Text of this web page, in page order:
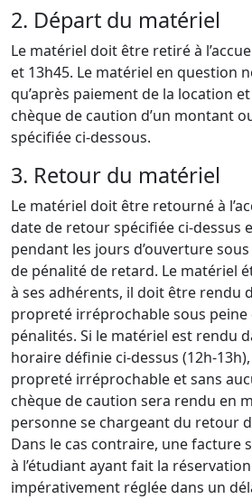
2. Départ du matériel
Le matériel doit être retiré à
et 13h45. Le matériel en question
qu’après paiement de la location
chèque de caution d’un montant
spécifiée ci-dessous.
3. Retour du matériel
Le matériel doit être retourné à
date de retour spécifiée ci-dessus
pendant les jours d’ouverture
de pénalité de retard. Le matériel
à ses adhérents, il doit être rendu
propreté irréprochable sous peine
pénalités. Si le matériel est rendu
horaire définie ci-dessus (12h-
propreté irréprochable et sans
chèque de caution sera rendu en
personne se chargeant du retour
Dans le cas contraire, une facture
à l’étudiant ayant fait la
impérativement réglée dans un